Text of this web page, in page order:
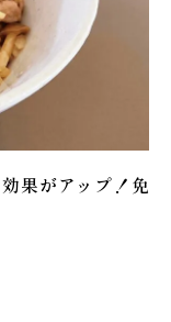
果がアップ！免